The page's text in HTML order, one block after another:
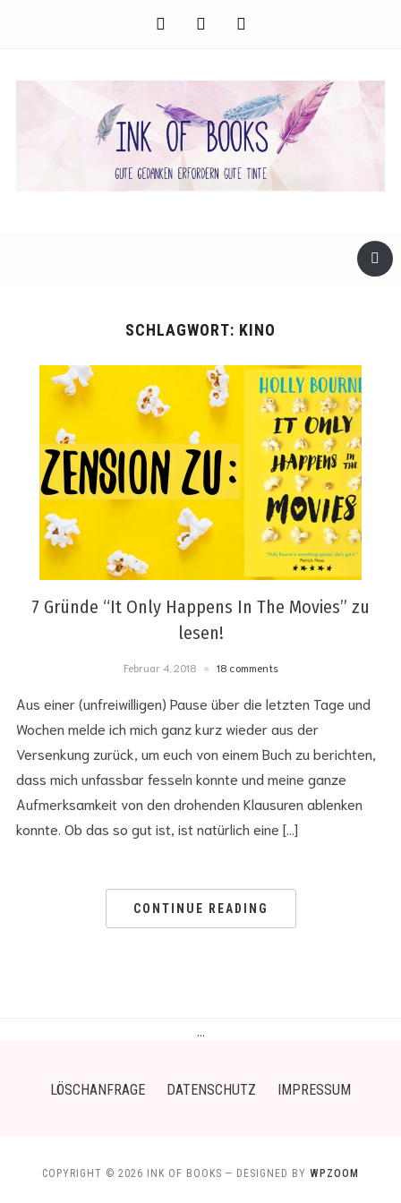
facebook twitter instagram
SCHLAGWORT: KINO
7 Gründe “It Only Happens In The Movies” zu
lesen!
Februar 4, 2018 18 comments
Aus einer (unfreiwilligen) Pause über die letzten Tage und
Wochen melde ich mich ganz kurz wieder aus der
Versenkung zurück, um euch von einem Buch zu berichten,
dass mich unfassbar fesseln konnte und meine ganze
Aufmerksamkeit von den drohenden Klausuren ablenken
konnte. Ob das so gut ist, ist natürlich eine […]
CONTINUE READING
LÖSCHANFRAGE DATENSCHUTZ IMPRESSUM
COPYRIGHT © 2026 INK OF BOOKS — DESIGNED BY WPZOOM